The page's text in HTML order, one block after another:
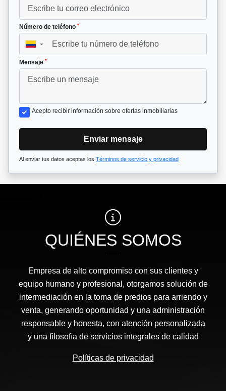
Número de teléfono *
▼
Mensaje *
Acepto recibir información sobre ofertas inmobiliarias
Enviar mensaje
Al enviar tus datos aceptas los Términos de servicio y privacidad
QUIÉNES SOMOS
Empresa de alto compromiso con sus clientes y
equipo humano y profesional, otorgamos solución de
intermediación en la toma de predios para arriendo y
venta, generando oportunidad y una administración
responsable y honesta, con atención personalizada
y una filosofía de servicios integrales de calidad
Políticas de privacidad